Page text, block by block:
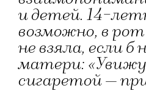
и детей. 14-
возможно, в
не взяла, если б
матери:
сигаретой —